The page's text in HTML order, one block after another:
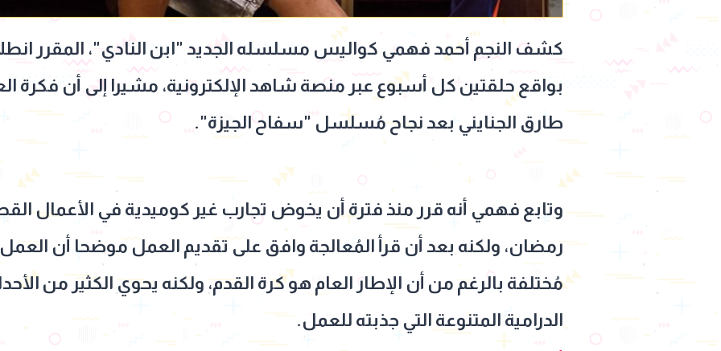
كشف النجم أحمد فهمي كواليس مسلسله الجديد "ابن النادي"، المقرر
بواقع حلقتين كل أسبوع عبر منصة شاهد الإلكترونية، مشيرا إلى أن فكرة
طارق الجنايني بعد نجاح مُسلسل "سفاح الجيزة".
وتابع فهمي أنه قرر منذ فترة أن يخوض تجارب غير كوميدية في الأعمال
رمضان، ولكنه بعد أن قرأ المُعالجة وافق على تقديم العمل موضحا أن
مُختلفة بالرغم من أن الإطار العام هو كرة القدم، ولكنه يحوي الكثير من
الدرامية المتنوعة التي جذبته للعمل.